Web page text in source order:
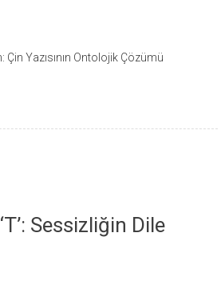
Çin Yazısının Ontolojik Çözümü
Sessizliğin Dile